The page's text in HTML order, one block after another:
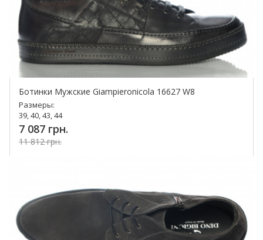
Ботинки Мужские Giampieronicola 16627 W8
Размеры:
39, 40, 43, 44
7 087 грн.
11 812 грн.